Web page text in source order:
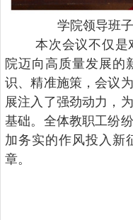
学院领导班
本次会议不仅是
院迈向高质量发展的
识、精准施策，会议
展注入了强劲动力，
基础。全体教职工纷
加务实的作风投入新
章。